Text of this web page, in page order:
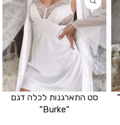
סט התארגנות לכלה דגם
"Burke"